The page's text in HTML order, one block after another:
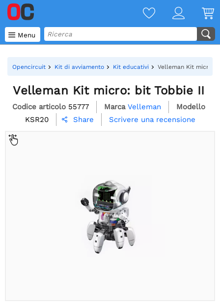
 Menu
Opencircuit Kit di avviamento Kit educativi Velleman Kit micro:
Velleman Kit micro: bit Tobbie II
Codice articolo 55777 Marca Velleman
Modello
KSR20
 Share Scrivere una recensione